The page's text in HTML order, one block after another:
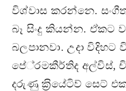
විශ්වාස කරන්නෙ.
බෑ සිංදු කියන්න. ඒකට
බලපානවා. උදා විදිහට
පේ‍්‍රමකීර්තිද අල්විස්,
දරුණු ක‍්‍රියේටිව් සෙට්